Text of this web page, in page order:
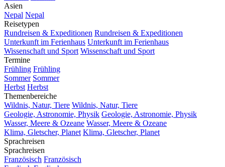
Asien
Nepal Nepal
Reisetypen
Rundreisen & Expeditionen Rundreisen & Expeditionen
Unterkunft im Ferienhaus Unterkunft im Ferienhaus
Wissenschaft und Sport Wissenschaft und Sport
Termine
Frühling Frühling
Sommer Sommer
Herbst Herbst
Themenbereiche
Wildnis, Natur, Tiere Wildnis, Natur, Tiere
Geologie, Astronomie, Physik Geologie, Astronomie, Physik
Wasser, Meere & Ozeane Wasser, Meere & Ozeane
Klima, Gletscher, Planet Klima, Gletscher, Planet
Sprachreisen
Sprachreisen
Französisch Französisch